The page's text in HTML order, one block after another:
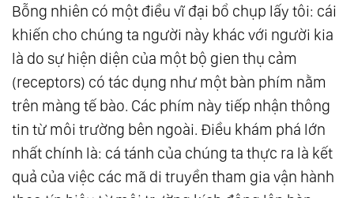
Bỗng nhiên có một điều vĩ đại bổ chụp lấy tôi: cái
khiến cho chúng ta người này khác với người kia
là do sự hiện diện của một bộ gien thụ cảm
(receptors) có tác dụng như một bàn phím nằm
trên màng tế bào. Các phím này tiếp nhận thông
tin từ môi trường bên ngoài. Điều khám phá lớn
nhất chính là: cá tánh của chúng ta thực ra là kết
quả của việc các mã di truyền tham gia vận hành